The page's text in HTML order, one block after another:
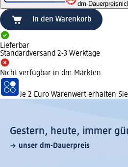
dm-Dauerpreis
In den Warenkorb
Lieferbar
Standardversand 2-3 Werktage
Nicht verfügbar in dm-Märkten
Je 2 Euro Warenwert erhalten Sie
Gestern, heute, immer
unser dm-Dauerpreis